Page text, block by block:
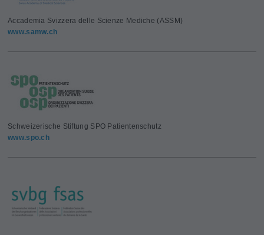
Accademia Svizzera delle Scienze Mediche (ASSM)
www.samw.ch
Schweizerische Stiftung SPO Patientenschutz
www.spo.ch